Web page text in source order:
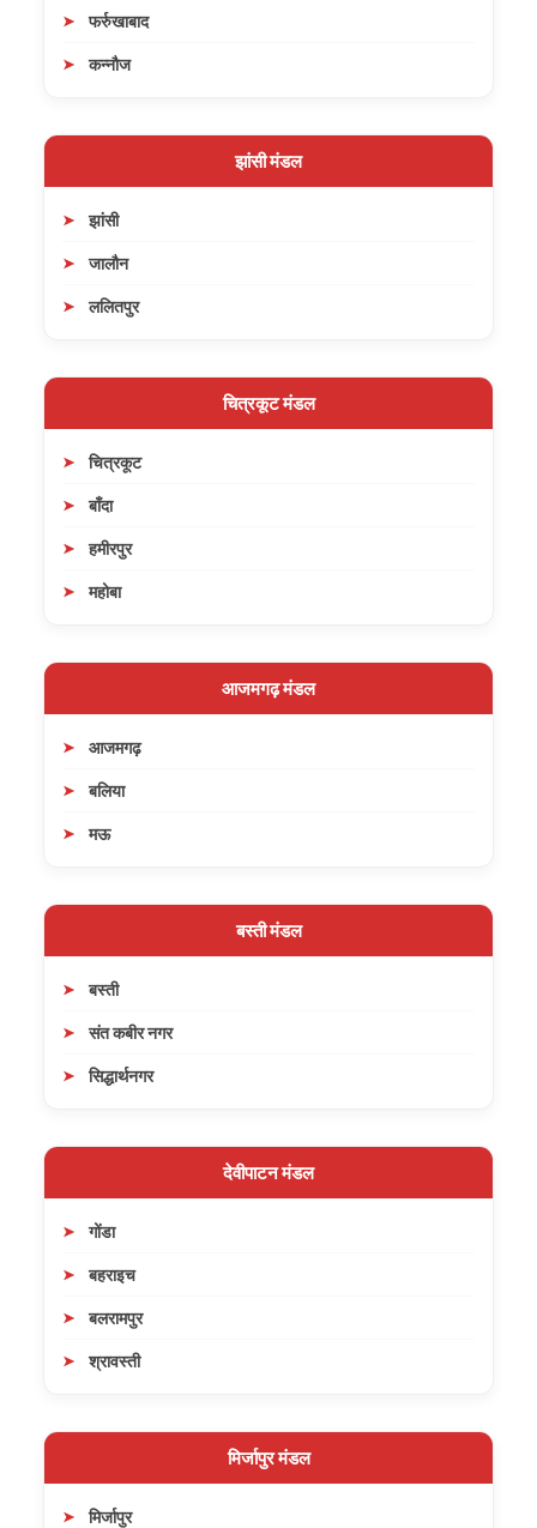
फर्रुखाबाद
कन्नौज
झांसी मंडल
झांसी
जालौन
ललितपुर
चित्रकूट मंडल
चित्रकूट
बाँदा
हमीरपुर
महोबा
आजमगढ़ मंडल
आजमगढ़
बलिया
मऊ
बस्ती मंडल
बस्ती
संत कबीर नगर
सिद्धार्थनगर
देवीपाटन मंडल
गोंडा
बहराइच
बलरामपुर
श्रावस्ती
मिर्जापुर मंडल
मिर्जापुर